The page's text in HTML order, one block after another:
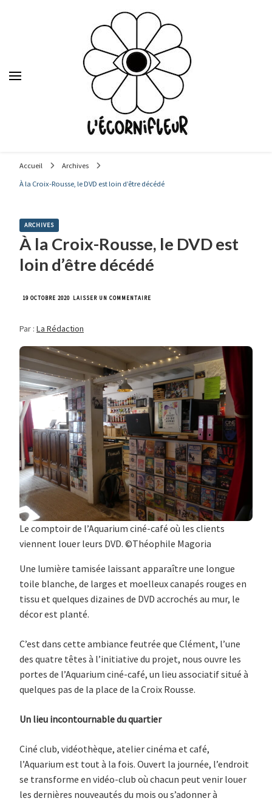
Accueil
Archives
À la Croix-Rousse, le DVD est loin d’être décédé
ARCHIVES
À la Croix-Rousse, le DVD est
loin d’être décédé
19 OCTOBRE 2020 LAISSER UN COMMENTAIRE
LE
EST
LOIN
D’ÊTRE
DÉCÉDÉ
Par : La Rédaction
Le comptoir de l’Aquarium ciné-café où les clients
viennent louer leurs DVD. ©Théophile Magoria
Une lumière tamisée laissant apparaître une longue
toile blanche, de larges et moelleux canapés rouges en
tissu et quelques dizaines de DVD accrochés au mur, le
décor est planté.
C’est dans cette ambiance feutrée que Clément, l’une
des quatre têtes à l’initiative du projet, nous ouvre les
portes de l’Aquarium ciné-café, un lieu associatif situé à
quelques pas de la place de la Croix Rousse.
Un lieu incontournable du quartier
Ciné club, vidéothèque, atelier cinéma et café,
l’Aquarium est tout à la fois. Ouvert la journée, l’endroit
se transforme en vidéo-club où chacun peut venir louer
les dernières nouveautés du mois ou s’adonner à